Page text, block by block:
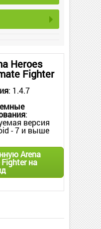
Heroes
Fighter
: 1.4.7
:
версия
- 7 и выше
Arena
на